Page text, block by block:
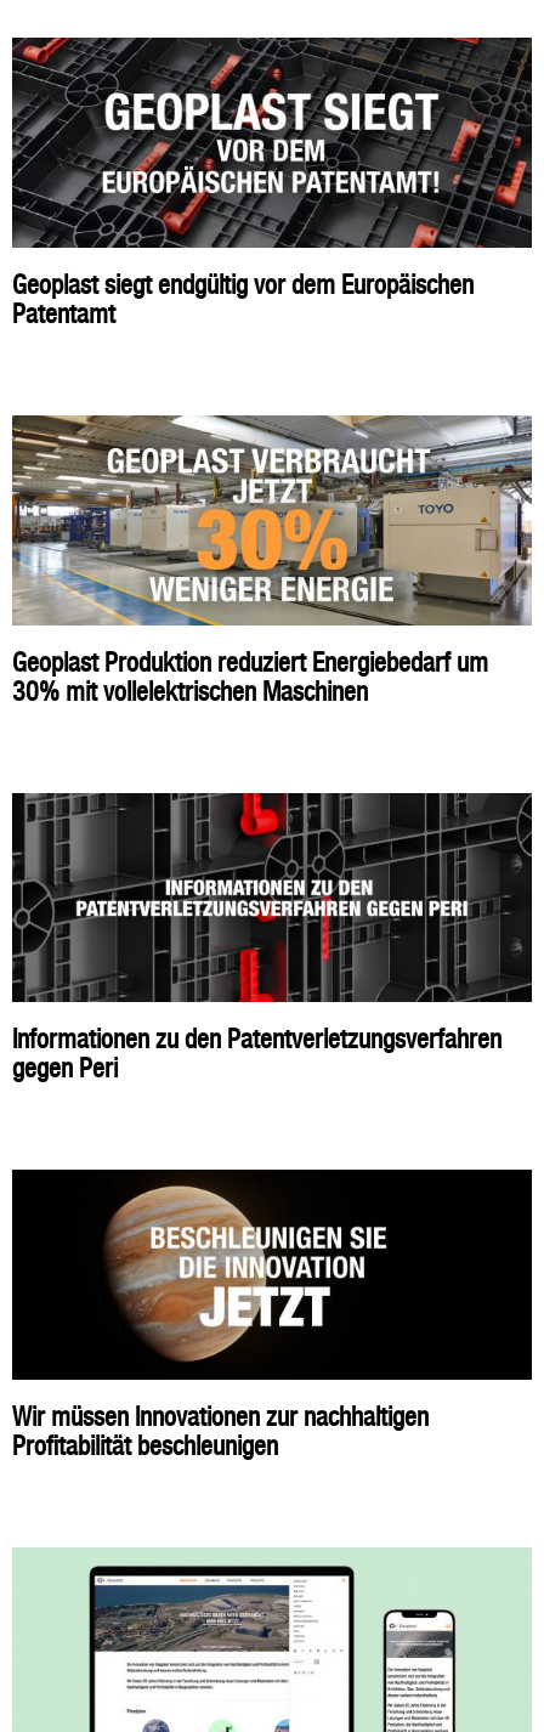
Geoplast siegt endgültig vor dem Europäischen
Patentamt
Geoplast Produktion reduziert Energiebedarf um
30% mit vollelektrischen Maschinen
Informationen zu den Patentverletzungsverfahren
gegen Peri
Wir müssen Innovationen zur nachhaltigen
Profitabilität beschleunigen